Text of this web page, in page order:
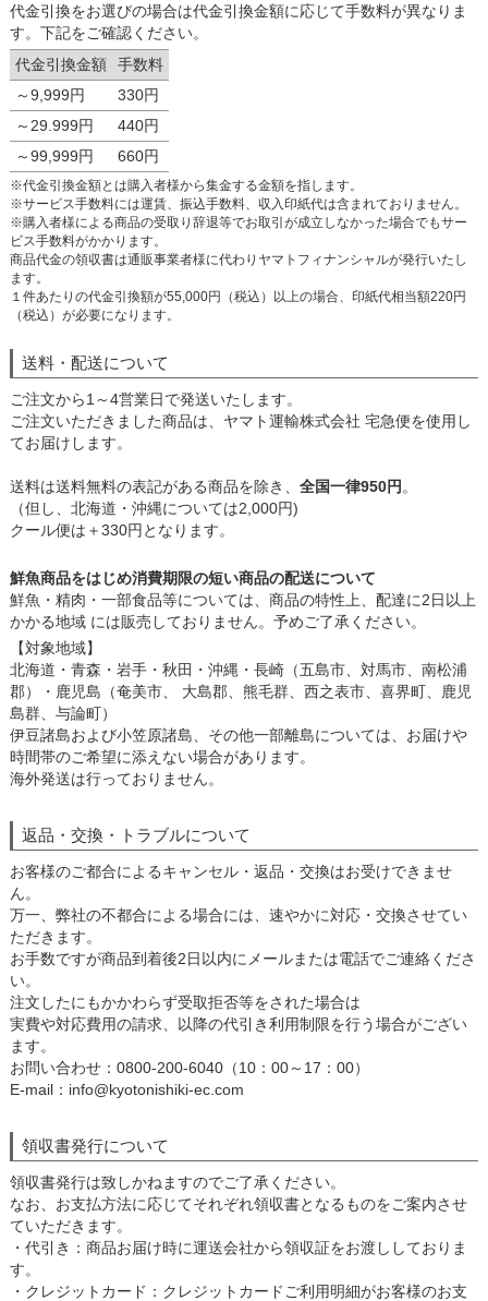
代金引換をお選びの場合は代金引換金額に応じて手数料が異なりま
す。下記をご確認ください。
代金引換金額
手数料
～9,999円
330円
～29.999円
440円
～99,999円
660円
※代金引換金額とは購入者様から集金する金額を指します。
※サービス手数料には運賃、振込手数料、収入印紙代は含まれておりません。
※購入者様による商品の受取り辞退等でお取引が成立しなかった場合でもサー
ビス手数料がかかります。
商品代金の領収書は通販事業者様に代わりヤマトフィナンシャルが発行いたし
ます。
１件あたりの代金引換額が55,000円（税込）以上の場合、印紙代相当額220円
（税込）が必要になります。
送料・配送について
ご注文から1～4営業日で発送いたします。
ご注文いただきました商品は、ヤマト運輸株式会社 宅急便を使用し
てお届けします。
送料は送料無料の表記がある商品を除き、 全国一律950円 。
（但し、北海道・沖縄については2,000円)
クール便は＋330円となります。
鮮魚商品をはじめ消費期限の短い商品の配送について
鮮魚・精肉・一部食品等については、商品の特性上、配達に2日以上
かかる地域 には販売しておりません。予めご了承ください。
【対象地域】
北海道・青森・岩手・秋田・沖縄・長崎（五島市、対馬市、南松浦
郡）・鹿児島（奄美市、 大島郡、熊毛群、西之表市、喜界町、鹿児
島群、与論町）
伊豆諸島および小笠原諸島、その他一部離島については、お届けや
時間帯のご希望に添えない場合があります。
海外発送は行っておりません。
返品・交換・トラブルについて
お客様のご都合によるキャンセル・返品・交換はお受けできませ
ん。
万一、弊社の不都合による場合には、速やかに対応・交換させてい
ただきます。
お手数ですが商品到着後2日以内にメールまたは電話でご連絡くださ
い。
注文したにもかかわらず受取拒否等をされた場合は
実費や対応費用の請求、以降の代引き利用制限を行う場合がござい
ます。
お問い合わせ：0800-200-6040（10：00～17：00）
E-mail：info@kyotonishiki-ec.com
領収書発行について
領収書発行は致しかねますのでご了承ください。
なお、お支払方法に応じてそれぞれ領収書となるものをご案内させ
ていただきます。
・代引き：商品お届け時に運送会社から領収証をお渡ししておりま
す。
・クレジットカード：クレジットカードご利用明細がお客様のお支